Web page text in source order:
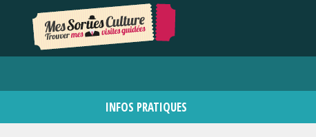
INFOS PRATIQUES